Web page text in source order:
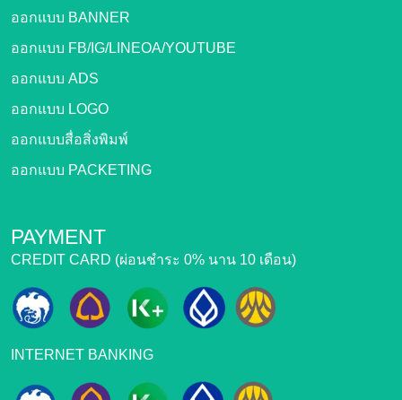
ออกแบบ BANNER
ออกแบบ FB/IG/LINEOA/YOUTUBE
ออกแบบ ADS
ออกแบบ LOGO
ออกแบบสื่อสิ่งพิมพ์
ออกแบบ PACKETING
PAYMENT
CREDIT CARD (ผ่อนชำระ 0% นาน 10 เดือน)
INTERNET BANKING